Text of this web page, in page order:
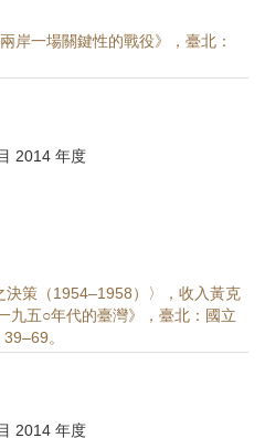
岸一場關鍵性的戰役》，臺北：
2014 年度
決策（1954–1958）〉，收入黃克
九五○年代的臺灣》，臺北：國立
。
2014 年度